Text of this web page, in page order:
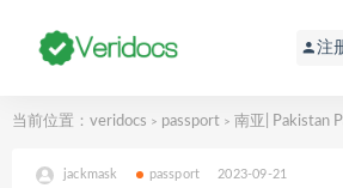
注
当前位置： veridocs > passport > 南亚| Pakistan
jackmask passport 2023-09-21